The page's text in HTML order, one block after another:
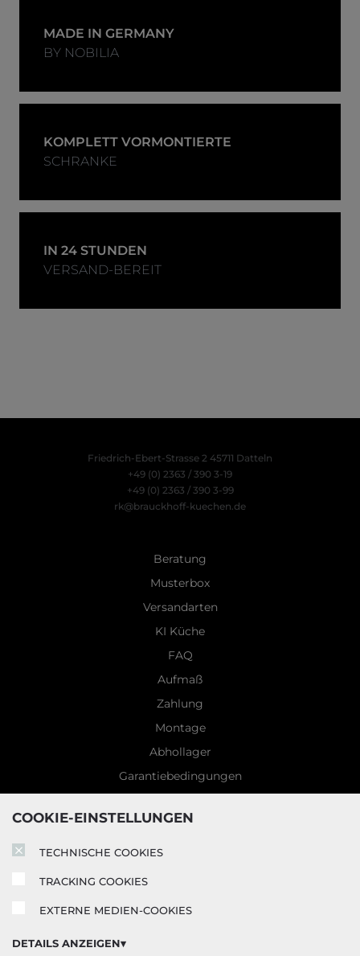
COOKIE-EINSTELLUNGEN
TECHNISCHE COOKIES
TRACKING COOKIES
EXTERNE MEDIEN-COOKIES
DETAILS ANZEIGEN
MADE IN GERMANY
BY NOBILIA
KOMPLETT VORMONTIERTE
SCHRANKE
IN 24 STUNDEN
VERSAND-BEREIT
Friedrich-Ebert-Strasse 2 45711 Datteln
+49 (0) 2363 / 390 3-19
+49 (0) 2363 / 390 3-99
rk@brauckhoff-kuechen.de
Beratung
Musterbox
Versandarten
KI Küche
FAQ
Aufmaß
Zahlung
Montage
Abhollager
Garantiebedingungen
Blog